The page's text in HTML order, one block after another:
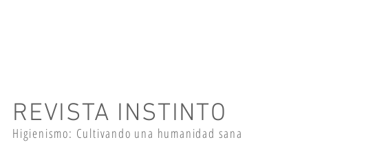
REVISTA INSTINTO
Higienismo: Cultivando una humanidad sana